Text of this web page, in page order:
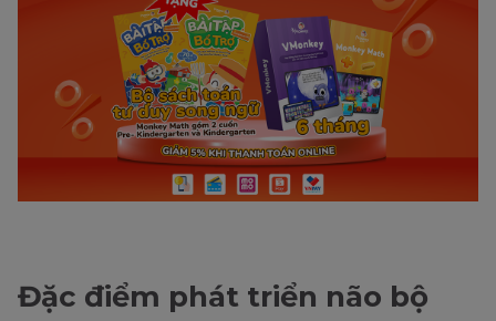
Đặc điểm phát triển não bộ